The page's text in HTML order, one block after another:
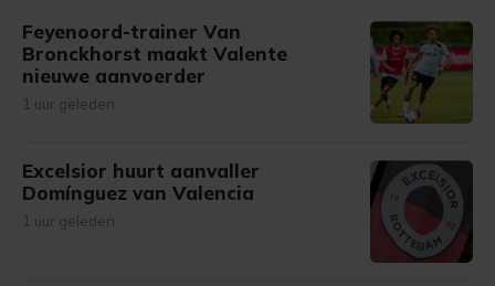
Feyenoord-trainer Van
Bronckhorst maakt Valente
nieuwe aanvoerder
1 uur geleden
Excelsior huurt aanvaller
Domínguez van Valencia
1 uur geleden